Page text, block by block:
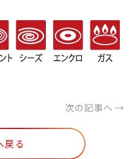
次の記事へ →
戻る